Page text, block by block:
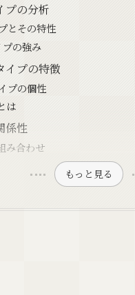
プの分析
とその特性
の強み
イプの特徴
プの個性
は
係性
み合わせ
もっと見る